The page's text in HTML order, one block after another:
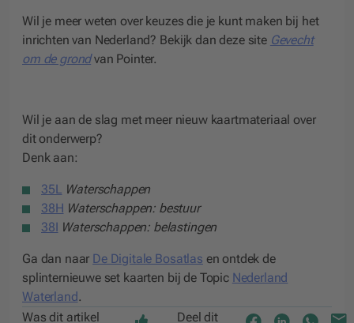
Wil je meer weten over keuzes die je kunt maken bij het
inrichten van Nederland? Bekijk dan deze site Gevecht
om de grondvan Pointer.
Wil je aan de slag met meer nieuw kaartmateriaal over
dit onderwerp?
Denk aan:
35L Waterschappen
38H Waterschappen: bestuur
38I Waterschappen: belastingen
Ga dan naar De Digitale Bosatlas en ontdek de
splinternieuwe set kaarten bij de Topic Nederland
Waterland.
Was dit artikel
Deel dit